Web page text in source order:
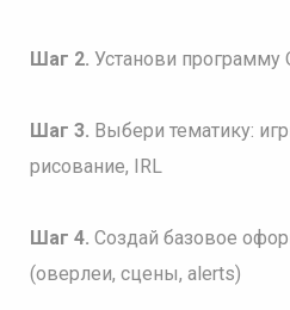
Шаг 2. Установи программу
Шаг 3. Выбери тематику:
рисование, IRL
Шаг 4. Создай базовое
(оверлеи, сцены, alerts)